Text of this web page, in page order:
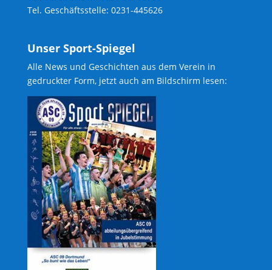
Tel. Geschäftsstelle: 0231-445626
Unser Sport-Spiegel
Alle News und Geschichten aus dem Verein in
gedruckter Form, jetzt auch am Bildschirm lesen: